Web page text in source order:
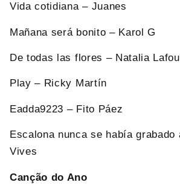
Vida cotidiana – Juanes
Mañana será bonito – Karol G
De todas las flores – Natalia
Play – Ricky Martín
Eadda9223 – Fito Páez
Escalona nunca se había grabado
Vives
Canção do Ano